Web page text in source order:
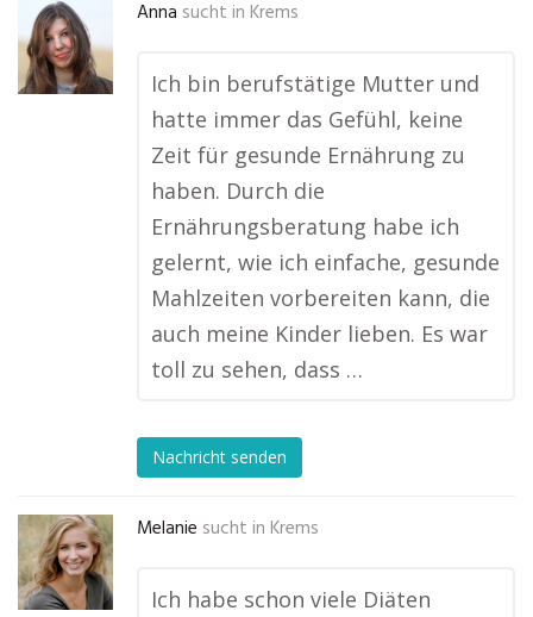
Anna sucht in Krems
Ich bin berufstätige Mutter und
hatte immer das Gefühl, keine
Zeit für gesunde Ernährung zu
haben. Durch die
Ernährungsberatung habe ich
gelernt, wie ich einfache, gesunde
Mahlzeiten vorbereiten kann, die
auch meine Kinder lieben. Es war
toll zu sehen, dass …
Nachricht senden
Melanie sucht in Krems
Ich habe schon viele Diäten